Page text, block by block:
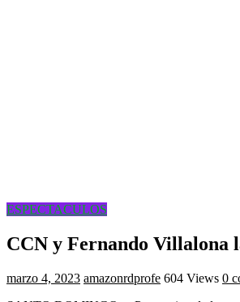
ESPECTACULOS
CCN y Fernando Villalona
marzo 4, 2023 amazonrdprofe 604 Views 0